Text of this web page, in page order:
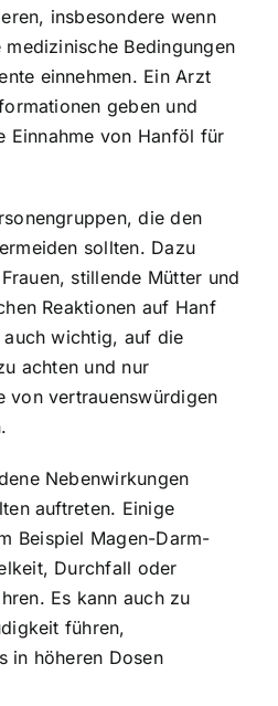
insbesondere wenn
Bedingungen
einnehmen. Ein Arzt
geben und
Einnahme von Hanföl für
die den
sollten. Dazu
stillende Mütter und
Reaktionen auf Hanf
wichtig, auf die
achten und nur
von vertrauenswürdigen
Nebenwirkungen
auftreten. Einige
Beispiel Magen-Darm-
Durchfall oder
Es kann auch zu
führen,
in höheren Dosen